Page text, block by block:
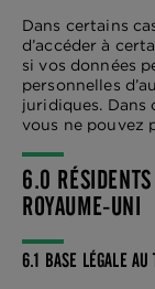
Dans certains
d’accéder à
si vos données
personnelles
juridiques. Dans
vous ne pouvez
6.0
ROYAUME-UNI
6.1 BASE LÉGALE